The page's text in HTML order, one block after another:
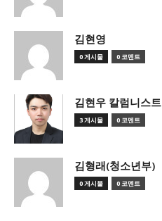
김현영
0 게시물 0 코멘트
김현우 칼럼니스트
3 게시물 0 코멘트
김형래(청소년부)
0 게시물 0 코멘트